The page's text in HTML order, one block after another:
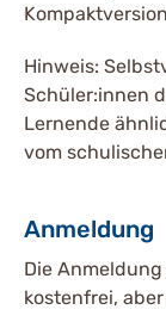
Hinweis:
Schüler:innen
Lernende
vom
Anmeldung
Die
kostenfrei,